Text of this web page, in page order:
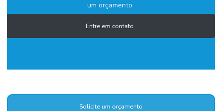
um orçamento
Entre em contato
Solicite um orçamento